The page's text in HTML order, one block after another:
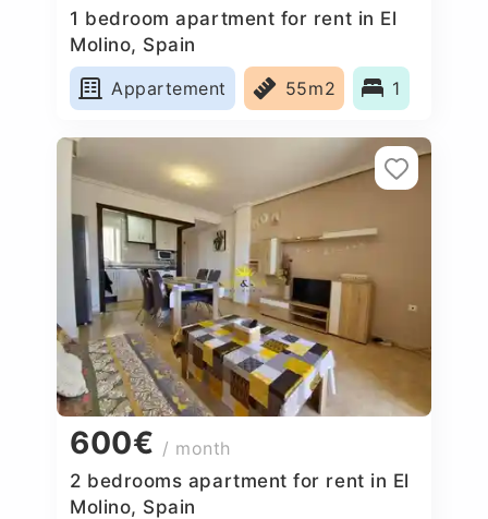
1 bedroom apartment for rent in El
Molino, Spain
Appartement
55m2 1
600€ / month
2 bedrooms apartment for rent in El
Molino, Spain